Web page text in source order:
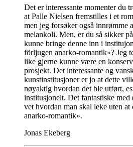
Det er interessante momenter du
at Palle Nielsen fremstilles i et
men jeg forsøker også innrømme
melankoli. Men, er du så sikker
kunne bringe denne inn i
förljugen anarko-romantik»? Jeg
like gjerne kunne være en
prosjekt. Det interessante og
kunstinstitusjoner er jo at dette
nøyaktig hvordan det ble utført,
institusjonelt. Det fantastiske med
vet hvordan man skal leke uten
anarko-romantik».
Jonas Ekeberg